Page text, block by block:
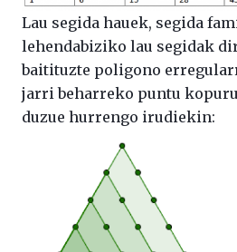
Lau segida hauek, segida
lehendabiziko lau segidak
baitituzte poligono
jarri beharreko puntu
duzue hurrengo irudiekin: